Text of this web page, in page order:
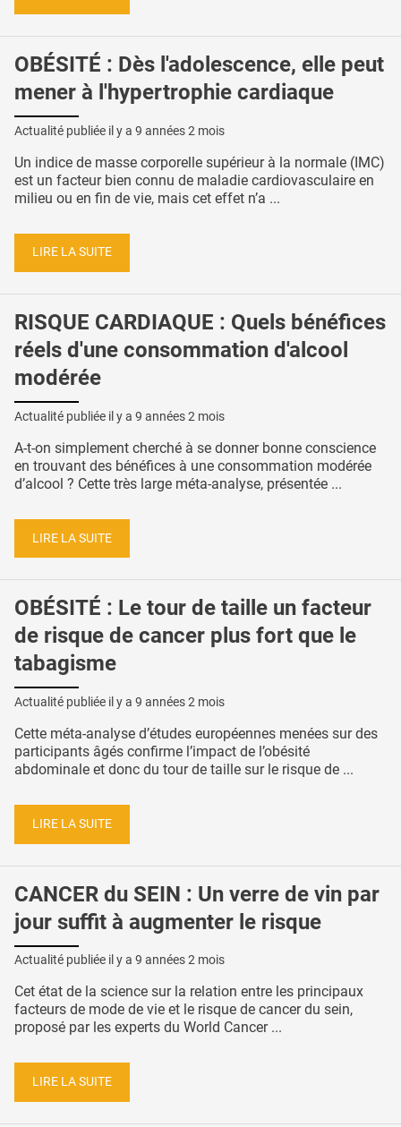
OBÉSITÉ : Dès l'adolescence, elle peut
mener à l'hypertrophie cardiaque
Actualité publiée il y a 9 années 2 mois
Un indice de masse corporelle supérieur à la normale (IMC)
est un facteur bien connu de maladie cardiovasculaire en
milieu ou en fin de vie, mais cet effet n’a ...
LIRE LA SUITE
RISQUE CARDIAQUE : Quels bénéfices
réels d'une consommation d'alcool
modérée
Actualité publiée il y a 9 années 2 mois
A-t-on simplement cherché à se donner bonne conscience
en trouvant des bénéfices à une consommation modérée
d’alcool ? Cette très large méta-analyse, présentée ...
LIRE LA SUITE
OBÉSITÉ : Le tour de taille un facteur
de risque de cancer plus fort que le
tabagisme
Actualité publiée il y a 9 années 2 mois
Cette méta-analyse d’études européennes menées sur des
participants âgés confirme l’impact de l’obésité
abdominale et donc du tour de taille sur le risque de ...
LIRE LA SUITE
CANCER du SEIN : Un verre de vin par
jour suffit à augmenter le risque
Actualité publiée il y a 9 années 2 mois
Cet état de la science sur la relation entre les principaux
facteurs de mode de vie et le risque de cancer du sein,
proposé par les experts du World Cancer ...
LIRE LA SUITE